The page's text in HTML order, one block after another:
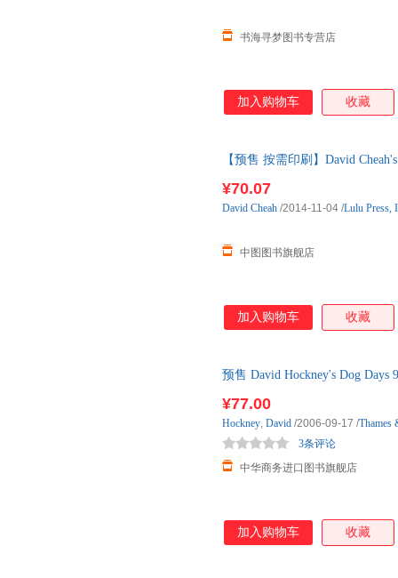
书海寻梦图书专营店
加入购物车 收藏
【预售 按需印刷】David
¥70.07
中图图书旗舰店
David Cheah /2014-11-04 /Lulu Press,
加入购物车 收藏
预售 David Hockney's Dog Days
¥77.00
中华商务进口图书旗舰店
3条评论
Hockney, David /2006-09-17 /Thames
加入购物车 收藏